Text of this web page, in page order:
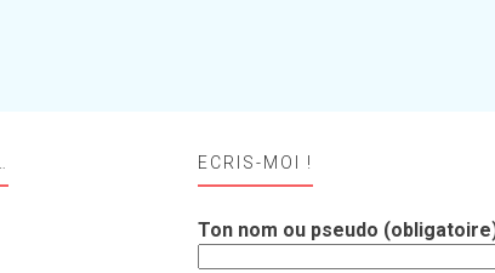
ECRIS-MOI !
Ton nom ou pseudo